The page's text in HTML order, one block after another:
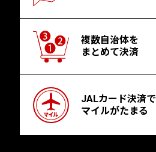
複数自治体を
まとめて決済
JALカード決済で
マイルがたまる